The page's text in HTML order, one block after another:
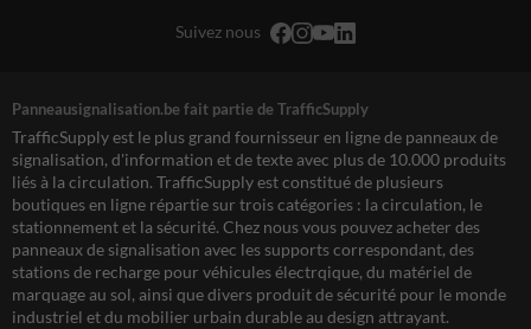
Suivez nous
Panneausignalisation.be fait partie de TrafficSupply
TrafficSupply est le plus grand fournisseur en ligne de panneaux de
signalisation, d'information et de texte avec plus de 10.000 produits
liés à la circulation. TrafficSupply est constitué de plusieurs
boutiques en ligne répartie sur trois catégories : la circulation, le
stationnement et la sécurité. Chez nous vous pouvez acheter des
panneaux de signalisation avec les supports correspondant, des
stations de recharge pour véhicules électrqique, du matériel de
marquage au sol, ainsi que divers produit de sécurité pour le monde
industriel et du mobilier urbain durable au design attrayant.